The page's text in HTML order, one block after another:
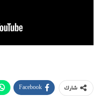
شارك Facebook